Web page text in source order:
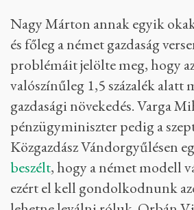
Nagy Márton annak egyik
és főleg a német gazdaság
problémáit jelölte meg, hogy
valószínűleg 1,5 százalék alatt
gazdasági növekedés. Varga
pénzügyminiszter pedig a
Közgazdász Vándorgyűlésen
beszélt, hogy a német modell
ezért el kell gondolkodnunk